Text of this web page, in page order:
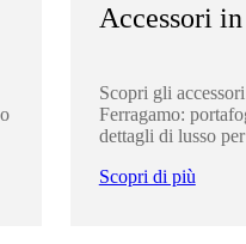
Accessori
Scopri gli
Ferragamo:
dettagli di lusso
Scopri di più